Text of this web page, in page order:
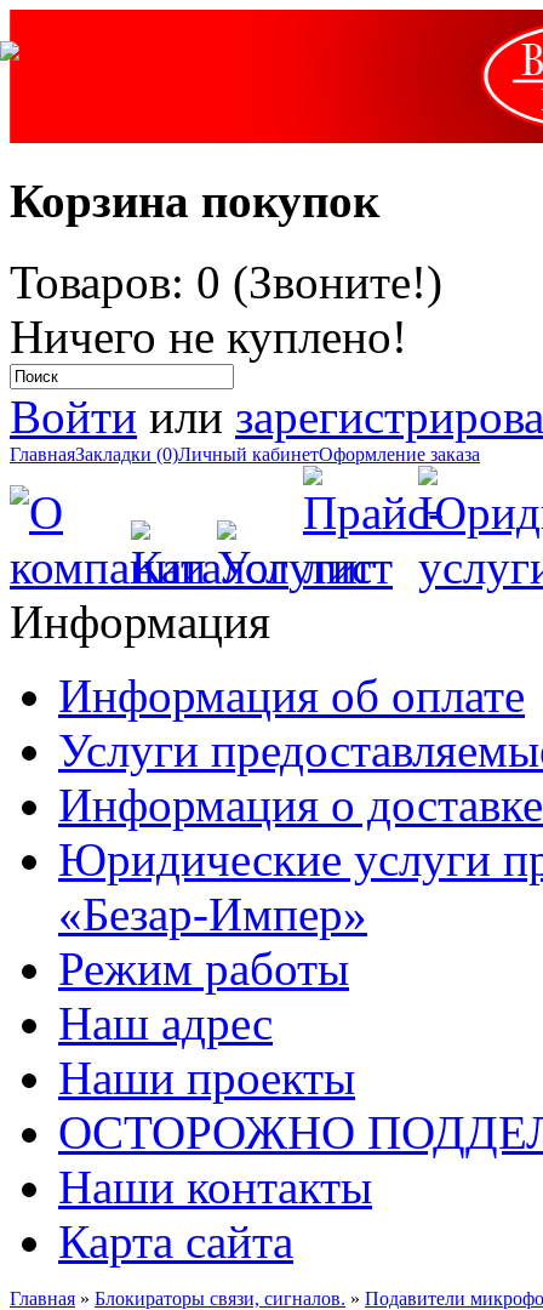
Корзина покупок
Товаров: 0 (Звоните!)
Ничего не куплено!
Войти или
ГлавнаяЗакладки (0)Личный кабинетОформление заказа
Информация
Информация об оплате
Услуги
Информация о доставке
Юридические услуги
«Безар-Импер»
Режим работы
Наш адрес
Наши проекты
ОСТОРОЖНО
Наши контакты
Карта сайта
Главная » Блокираторы связи, сигналов. » Подавители